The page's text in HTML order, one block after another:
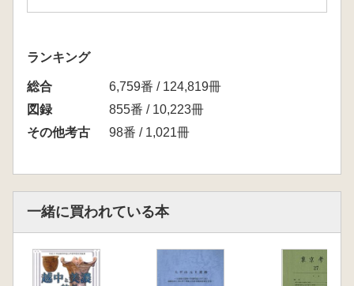
ランキング
総合
6,759番 / 124,819冊
図録
855番 / 10,223冊
その他考古
98番 / 1,021冊
一緒に買われている本